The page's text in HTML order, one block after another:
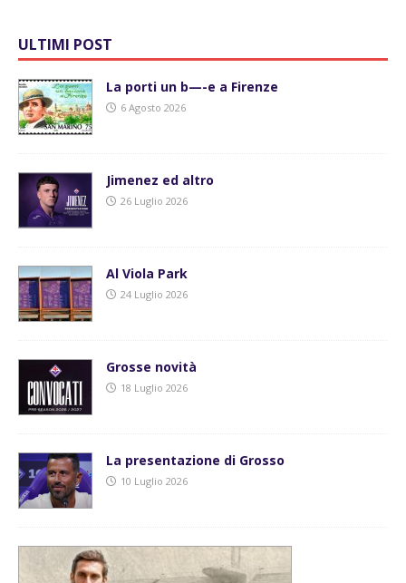
ULTIMI POST
La porti un b—-e a Firenze
6 Agosto 2026
Jimenez ed altro
26 Luglio 2026
Al Viola Park
24 Luglio 2026
Grosse novità
18 Luglio 2026
La presentazione di Grosso
10 Luglio 2026